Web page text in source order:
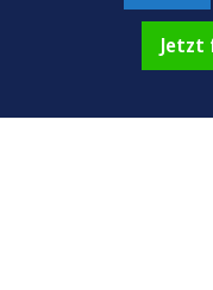
Jetzt